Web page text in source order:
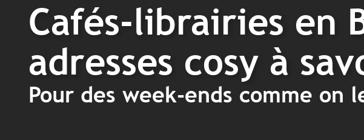
Cafés-librairies en
adresses cosy à
Pour des week-ends comme on